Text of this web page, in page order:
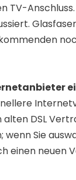
TV-
DSL
wenn Sie
einen neuen